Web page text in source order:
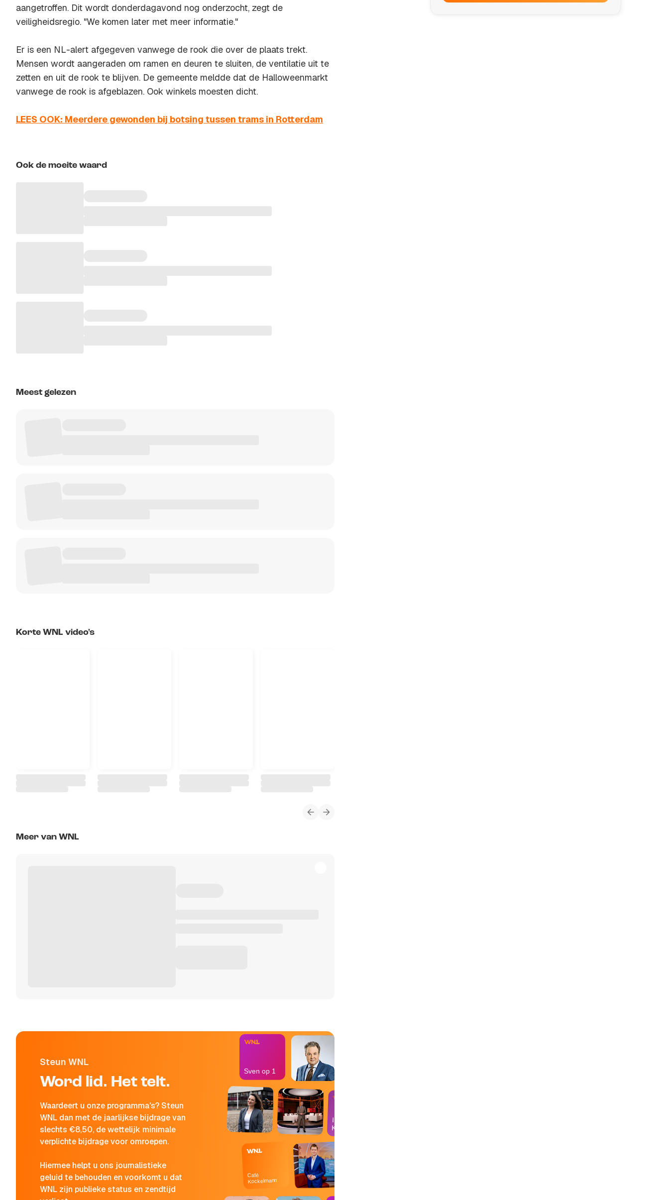
aangetroffen. Dit wordt donderdagavond nog onderzocht, zegt de
veiligheidsregio. "We komen later met meer informatie."
Er is een NL-alert afgegeven vanwege de rook die over de plaats trekt.
Mensen wordt aangeraden om ramen en deuren te sluiten, de ventilatie uit te
zetten en uit de rook te blijven. De gemeente meldde dat de Halloweenmarkt
vanwege de rook is afgeblazen. Ook winkels moesten dicht.
LEES OOK: Meerdere gewonden bij botsing tussen trams in Rotterdam
Ook de moeite waard
Meest gelezen
Korte WNL video's
Meer van WNL
Steun WNL
Word lid. Het telt.
Waardeert u onze programma's? Steun
WNL dan met de jaarlijkse bijdrage van
slechts €8,50, de wettelijk minimale
verplichte bijdrage voor omroepen.
Hiermee helpt u ons journalistieke
geluid te behouden en voorkomt u dat
WNL zijn publieke status en zendtijd
Café
Kockelmann
In de
Kantine
Sven op 1